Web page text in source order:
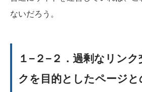
ないだろう。
１−２−２．過剰なリン
クを目的としたページと